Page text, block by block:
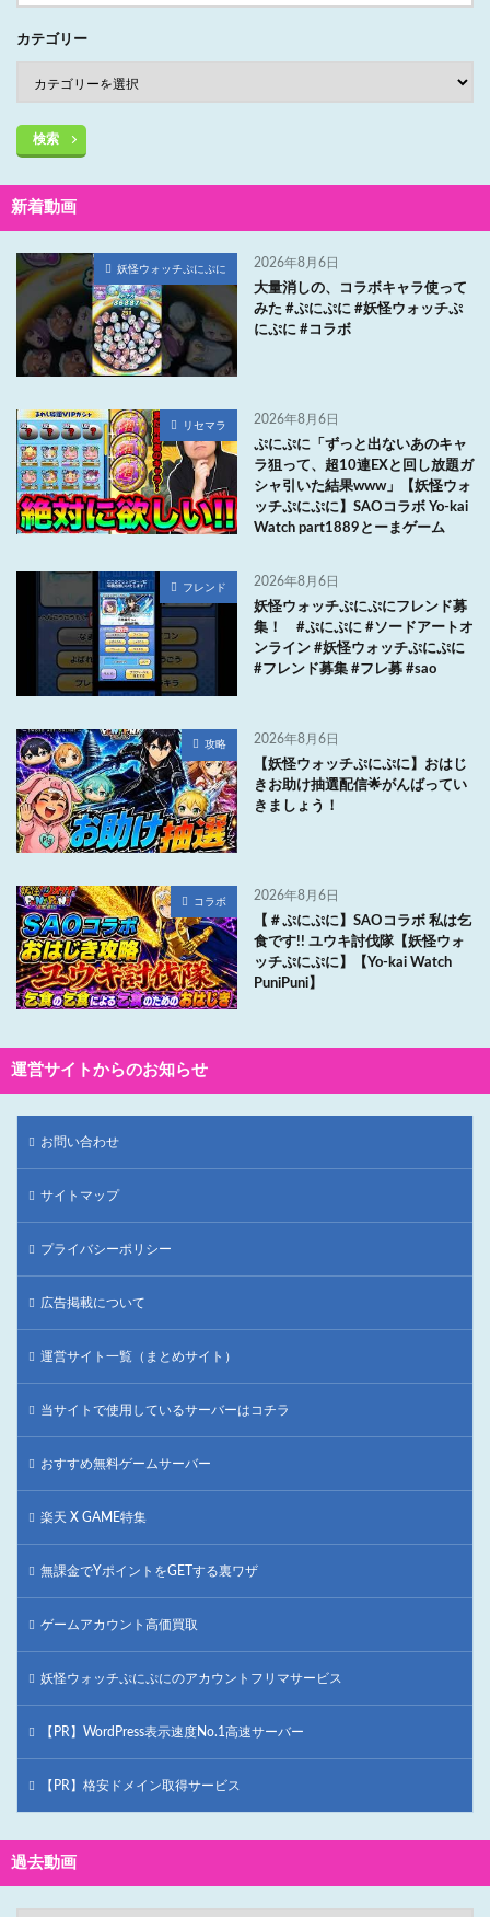
カテゴリー
検索
新着動画
妖怪ウォッチぷにぷに 2026年8月6日
大量消しの、コラボキャラ使って
みた #ぷにぷに #妖怪ウォッチぷ
にぷに #コラボ
リセマラ 2026年8月6日
ぷにぷに「ずっと出ないあのキャ
ラ狙って、超10連EXと回し放題ガ
シャ引いた結果www」【妖怪ウォ
ッチぷにぷに】SAOコラボ Yo-kai
Watch part1889とーまゲーム
フレンド 2026年8月6日
妖怪ウォッチぷにぷにフレンド募
集！ #ぷにぷに #ソードアートオ
ンライン #妖怪ウォッチぷにぷに
#フレンド募集 #フレ募 #sao
攻略 2026年8月6日
【妖怪ウォッチぷにぷに】おはじ
きお助け抽選配信🌟がんばってい
きましょう！
コラボ 2026年8月6日
【＃ぷにぷに】SAOコラボ 私は乞
食です!! ユウキ討伐隊【妖怪ウォ
ッチぷにぷに】【Yo-kai Watch
PuniPuni】
運営サイトからのお知らせ
お問い合わせ
サイトマップ
プライバシーポリシー
広告掲載について
運営サイト一覧（まとめサイト）
当サイトで使用しているサーバーはコチラ
おすすめ無料ゲームサーバー
楽天 X GAME特集
無課金でYポイントをGETする裏ワザ
ゲームアカウント高価買取
妖怪ウォッチぷにぷにのアカウントフリマサービス
【PR】WordPress表示速度No.1高速サーバー
【PR】格安ドメイン取得サービス
過去動画